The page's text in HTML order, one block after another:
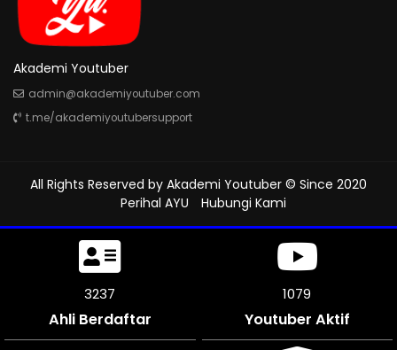
Akademi Youtuber
admin@akademiyoutuber.com
t.me/akademiyoutubersupport
All Rights Reserved by Akademi Youtuber © Since 2020
Perihal AYU
Hubungi Kami
3573
Ahli Berdaftar
1191
Youtuber Aktif